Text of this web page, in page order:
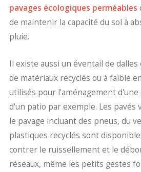
pavages écologiques perméables
de maintenir la capacité du sol à
pluie.
Il existe aussi un éventail de dalles
de matériaux recyclés ou à faible
utilisés pour l'aménagement d'une
d'un patio par exemple. Les pavés
le pavage incluant des pneus, du
plastiques recyclés sont
contrer le ruissellement et le
réseaux, même les petits gestes